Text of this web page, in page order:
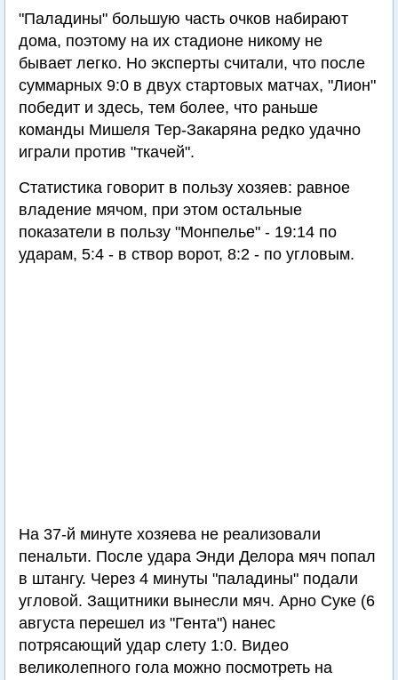
"Паладины" большую часть очков набирают
дома, поэтому на их стадионе никому не
бывает легко. Но эксперты считали, что после
суммарных 9:0 в двух стартовых матчах, "Лион"
победит и здесь, тем более, что раньше
команды Мишеля Тер-Закаряна редко удачно
играли против "ткачей".
Статистика говорит в пользу хозяев: равное
владение мячом, при этом остальные
показатели в пользу "Монпелье" - 19:14 по
ударам, 5:4 - в створ ворот, 8:2 - по угловым.
На 37-й минуте хозяева не реализовали
пенальти. После удара Энди Делора мяч попал
в штангу. Через 4 минуты "паладины" подали
угловой. Защитники вынесли мяч. Арно Суке (6
августа перешел из "Гента") нанес
потрясающий удар слету 1:0. Видео
великолепного гола можно посмотреть на